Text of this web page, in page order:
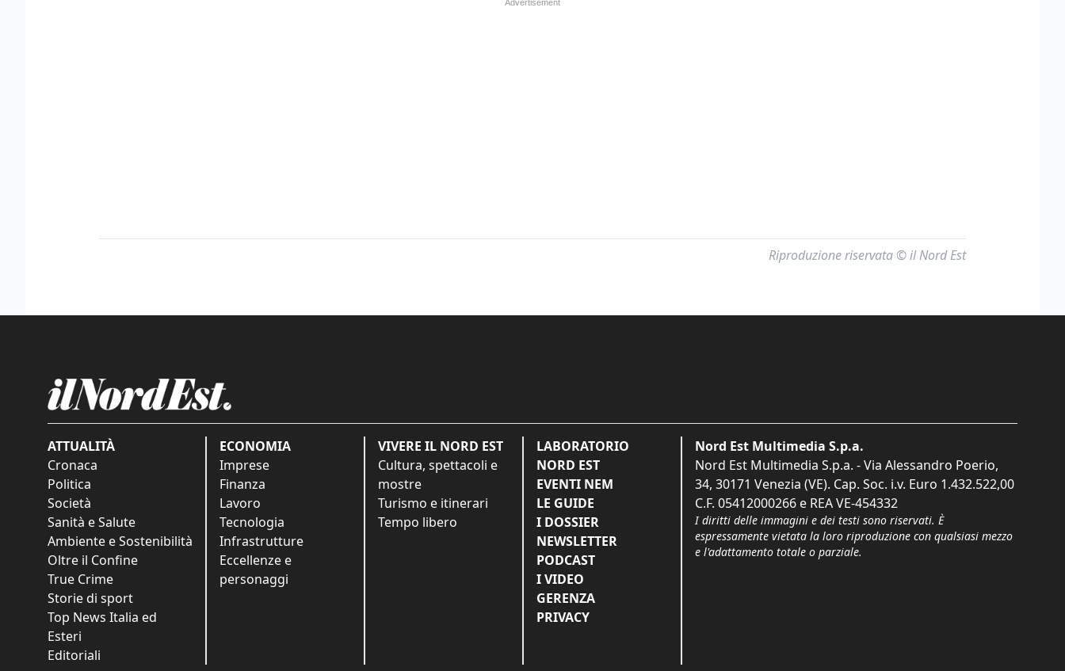
Riproduzione riservata © il Nord Est
ATTUALITÀ
Cronaca
Politica
Società
Sanità e Salute
Ambiente e Sostenibilità
Oltre il Confine
True Crime
Storie di sport
Top News Italia ed
Esteri
Editoriali
ECONOMIA
Imprese
Finanza
Lavoro
Tecnologia
Infrastrutture
Eccellenze e
personaggi
VIVERE IL NORD EST
Cultura, spettacoli e
mostre
Turismo e itinerari
Tempo libero
LABORATORIO
NORD EST
EVENTI NEM
LE GUIDE
I DOSSIER
NEWSLETTER
PODCAST
I VIDEO
GERENZA
PRIVACY
Nord Est Multimedia S.p.a.
Nord Est Multimedia S.p.a. - Via Alessandro Poerio,
34, 30171 Venezia (VE). Cap. Soc. i.v. Euro 1.432.522,00
C.F. 05412000266 e REA VE-454332
I diritti delle immagini e dei testi sono riservati. È
espressamente vietata la loro riproduzione con qualsiasi mezzo
e l'adattamento totale o parziale.